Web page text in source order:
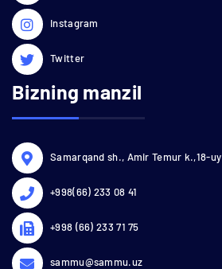
Instagram
Twitter
Bizning manzil
Samarqand sh., Amir Temur k.,18-uy
+998(66) 233 08 41
+998 (66) 233 71 75
sammu@sammu.uz